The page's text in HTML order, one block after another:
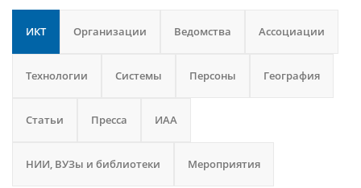
ИКТ Организации Ведомства Ассоциации
Технологии Системы Персоны География
Статьи Пресса ИАА
НИИ, ВУЗы и библиотеки Мероприятия